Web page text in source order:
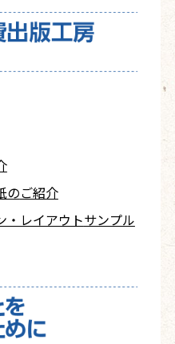
のご紹介
・レイアウトサンプル